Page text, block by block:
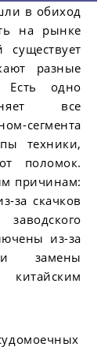
в обиход
на рынке
разные
Есть одно
все
сегмента
техники,
поломок.
причинам:
за скачков
из-за
замены